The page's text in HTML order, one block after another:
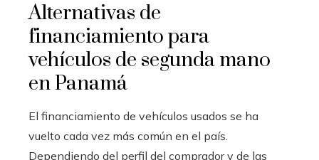
Alternativas de
financiamiento para
vehículos de segunda mano
en Panamá
El financiamiento de vehículos usados se ha
vuelto cada vez más común en el país.
Dependiendo del perfil del comprador y de las